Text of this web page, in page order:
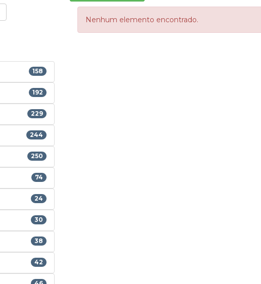
158
192
229
244
250
74
24
30
38
42
Nenhum elemento encontrado.